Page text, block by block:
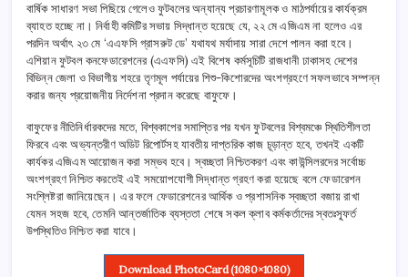
বার্ষিক সাধারণ সভা পিছিয়ে গেলেও ফুটবলের অন্যান্য প্রচারণামূলক ও মাঠপর্যায়ের কার্যক্রম
ব্যাহত হচ্ছে না। নির্বাহী কমিটির সভায় সিদ্ধান্ত হয়েছে যে, ২২ মে এজিএম না হলেও এর
পরদিন অর্থাৎ ২৩ মে ‘এএফসি গ্রাসরুট ডে’ যথাযথ মর্যাদায় সারা দেশে পালন করা হবে।
এশিয়ান ফুটবল কনফেডারেশনের (এএফসি) এই বিশেষ কর্মসূচিটি রাজধানী ঢাকাসহ দেশের
বিভিন্ন জেলা ও বিভাগীয় শহরে তৃণমূল পর্যায়ের শিশু-কিশোরদের অংশগ্রহণে সফলভাবে সম্পন্ন
করার জন্য প্রয়োজনীয় নির্দেশনা প্রদান করেছে বাফুফে।
বাফুফের নীতিনির্ধারকদের মতে, বিশ্বকাপের সমাপ্তির পর যখন ফুটবলের বিশ্বমঞ্চে স্থিতিশীলতা
ফিরবে এবং অভ্যন্তরীণ অডিট রিপোর্টসহ যাবতীয় দাপ্তরিক কাজ চূড়ান্ত হবে, তখনই একটি
কার্যকর এজিএম আয়োজন করা সম্ভব হবে। স্বচ্ছতা নিশ্চিতকরণ এবং কাউন্সিলরদের সর্বোচ্চ
অংশগ্রহণ নিশ্চিত করতেই এই সময়োপযোগী সিদ্ধান্ত গ্রহণ করা হয়েছে বলে ফেডারেশন
সংশ্লিষ্টরা জানিয়েছেন। এর ফলে ফেডারেশনের আর্থিক ও প্রশাসনিক স্বচ্ছতা বজায় রাখা
যেমন সহজ হবে, তেমনি আন্তর্জাতিক ব্যস্ততা শেষে সকল ক্লাব কর্মকর্তাদের স্বতঃস্ফূর্ত
উপস্থিতিও নিশ্চিত করা যাবে।
Download PhotoCard (1080×1080)